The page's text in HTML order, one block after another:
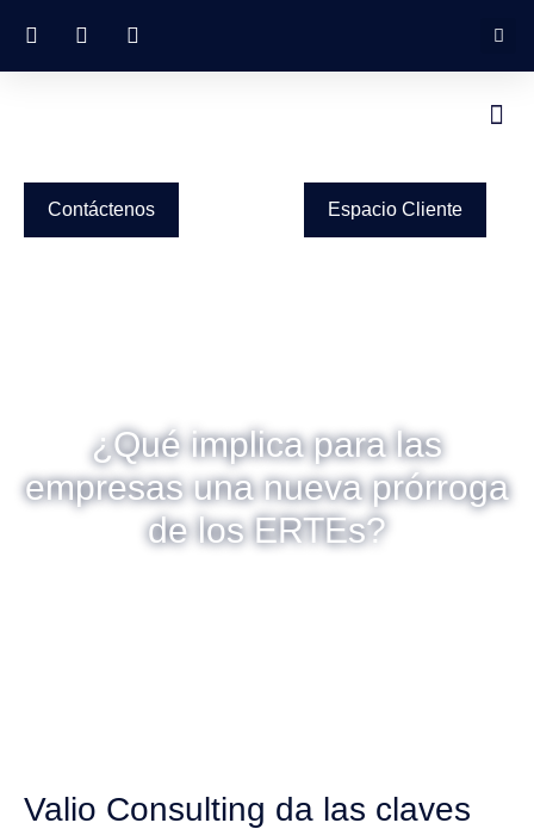
Contáctenos Espacio Cliente
¿Qué implica para las
empresas una nueva prórroga
de los ERTEs?
Valio Consulting da las claves